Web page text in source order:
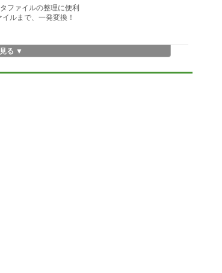
ファイルの整理に便利
ルまで、一発変換！
る ▼